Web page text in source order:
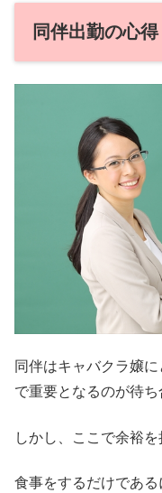
同伴出勤の心得
同伴はキャバクラ嬢
で重要となるのが待ち
しかし、ここで余裕
食事をするだけであ